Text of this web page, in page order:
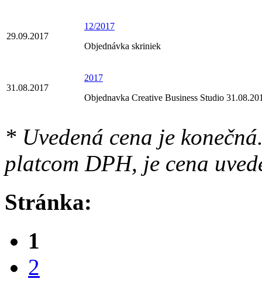
29.09.2017
12/2017
Objednávka skriniek
31.08.2017
2017
Objednavka Creative Business Studio
* Uvedená cena je
platcom DPH, je cena
Stránka:
1
2